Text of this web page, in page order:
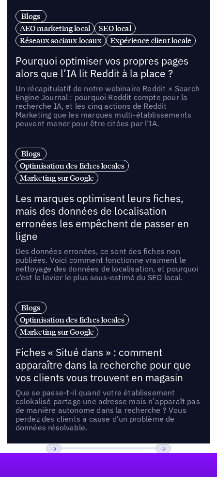
Blogs
AEO marketing local
SEO local
Réseaux sociaux locaux
Expérience client locale
Pourquoi optimiser vos propres pages
alors que l’IA lit Reddit à la place ?
Un récapitulatif de notre webinaire Reddit × Search
Engine Journal : pourquoi Reddit compte pour la
recherche IA, et les cinq actions de Reddit
Marketing que les marques multi-établissements
peuvent mener pour être citées par l’IA.
Blogs
Optimisation des fiches locales
Marketing sur Google
Les marques optimisent leurs fiches,
mais des données de localisation
erronées les empêchent de passer en
ligne
Des données erronées, ce sont des fiches non
publiées. Voici comment fonctionne vraiment le
nettoyage des données de localisation, et pourquoi
c’est le levier le plus sous-estimé du SEO local.
Blogs
Optimisation des fiches locales
Marketing sur Google
Fiches « Situé dans » : comment
apparaître dans la recherche pour que
vos clients vous trouvent en magasin
Que se passe-t-il quand votre établissement
colokalisé partage une adresse mais n’apparaît pas
de manière autonome dans la recherche ? Vous
perdez des clients à cause d’un problème de
données résolvable.